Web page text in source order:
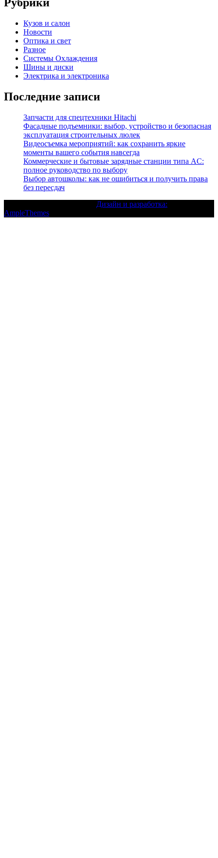
Кузов и салон
Новости
Оптика и свет
Разное
Системы Охлаждения
Шины и диски
Электрика и электроника
Последние записи
Запчасти для спецтехники Hitachi
Фасадные подъемники: выбор, устройство и безопасная
эксплуатация строительных люлек
Видеосъемка мероприятий: как сохранить яркие
моменты вашего события навсегда
Коммерческие и бытовые зарядные станции типа AC:
полное руководство по выбору
Выбор автошколы: как не ошибиться и получить права
без пересдач
Дизайн и разработка:
AmpleThemes